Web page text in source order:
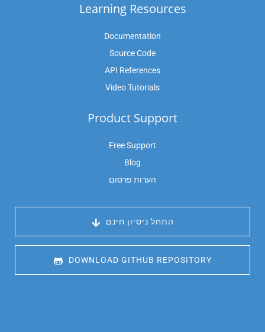
Learning Resources
Documentation
Source Code
API References
Video Tutorials
Product Support
Free Support
Blog
הערות פרסום
התחל ניסיון חינם
DOWNLOAD GITHUB REPOSITORY